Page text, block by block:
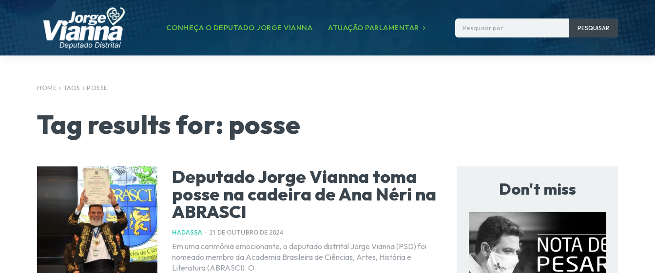
CONHEÇA O DEPUTADO JORGE VIANNA ATUAÇÃO PARLAMENTAR Pesquisar por PESQUISAR
HOME TAGS POSSE
Tag results for: posse
Deputado Jorge Vianna toma
posse na cadeira de Ana Néri na
ABRASCI
HADASSA - 21 DE OUTUBRO DE 2024
Em uma cerimônia emocionante, o deputado distrital Jorge Vianna (PSD) foi
nomeado membro da Academia Brasileira de Ciências, Artes, História e
Literatura (ABRASCI). O...
Don't miss